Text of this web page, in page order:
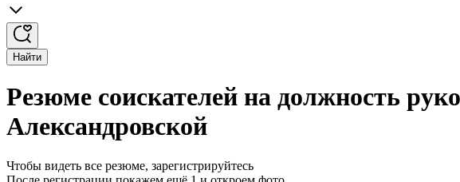
Найти
Резюме соискателей на должность
Александровской
Чтобы видеть все резюме, зарегистрируйтесь